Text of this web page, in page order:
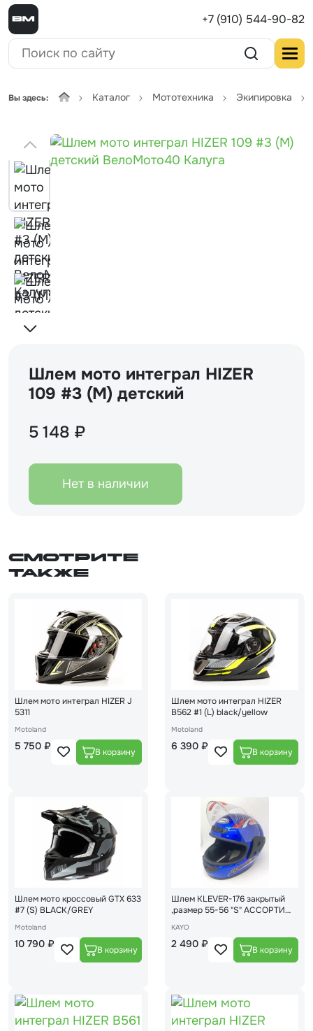
+7 (910) 544-90-82
Вы здесь: Каталог Мототехника Экипировка
Шлем мото интеграл HIZER
109 #3 (M) детский
5 148 ₽
Нет в наличии
Смотрите
также
Шлем мото интеграл HIZER J
5311
Motoland
5 750 ₽
Шлем мото интеграл HIZER
B562 #1 (L) black/yellow
Motoland
6 390 ₽
Шлем мото кроссовый GTX 633
#7 (S) BLACK/GREY
Motoland
10 790 ₽
Шлем KLEVER-176 закрытый
,размер 55-56 "S" АССОРТИ
KAYO
2 490 ₽